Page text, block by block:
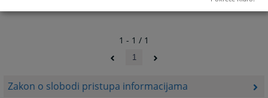
Zakon o slobodi pristupa informacijama
1 - 1 / 1
1